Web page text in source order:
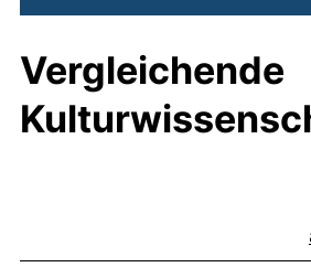
Vergleichende